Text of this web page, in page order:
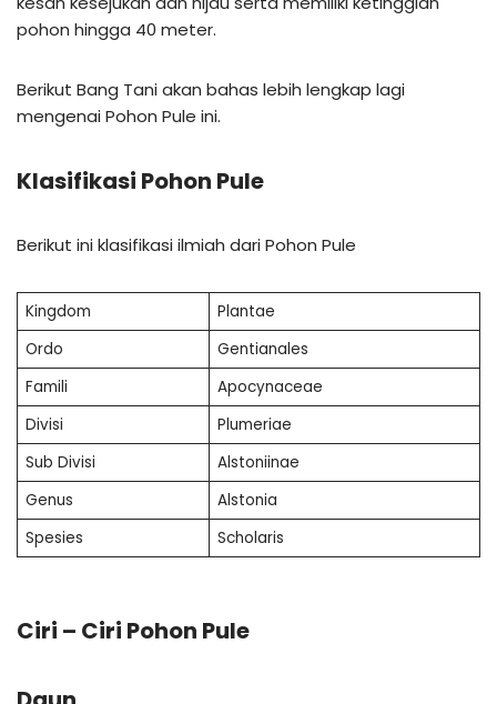
pohon hingga 40 meter.
Berikut Bang Tani akan bahas lebih lengkap lagi
mengenai Pohon Pule ini.
Klasifikasi Pohon Pule
Berikut ini klasifikasi ilmiah dari Pohon Pule
Kingdom
Plantae
Ordo
Gentianales
Famili
Apocynaceae
Divisi
Plumeriae
Sub Divisi
Alstoniinae
Genus
Alstonia
Spesies
Scholaris
Ciri – Ciri Pohon Pule